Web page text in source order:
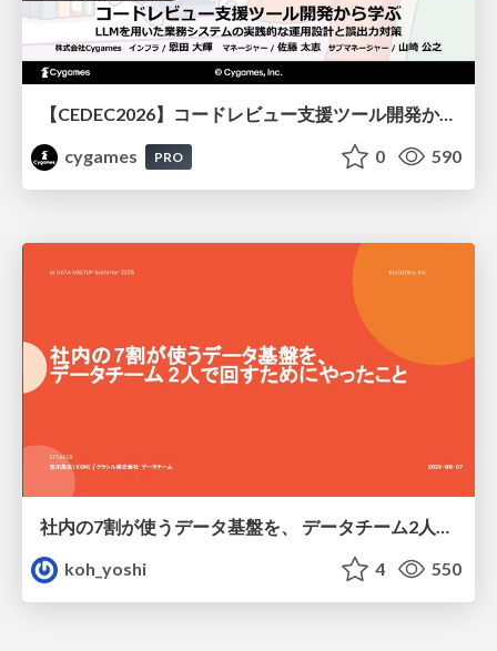
【CEDEC2026】コードレビュー支援ツール開発から学ぶ：LLMを用いた業務システムの実践的な運用設計と誤出力対策
cygames
PRO 0 590
社内の7割が使うデータ基盤を、 データチーム2人で回すためにやったこと
koh_yoshi
4 550